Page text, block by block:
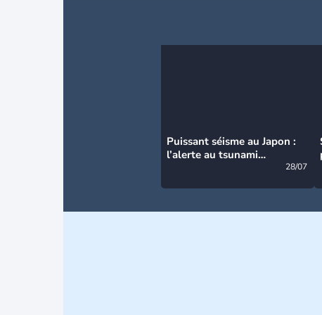
Puissant séisme au Japon :
l’alerte au tsunami
28/07